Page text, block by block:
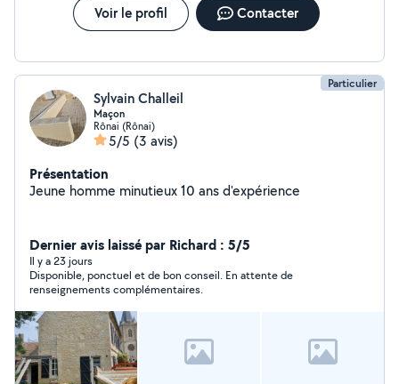
Voir le profil Contacter
Particulier
Sylvain Challeil
Maçon
Rônai (Rônai)
5/5 (3 avis)
Présentation
Jeune homme minutieux 10 ans d'expérience
Dernier avis laissé par Richard : 5/5
Il y a 23 jours
Disponible, ponctuel et de bon conseil. En attente de
renseignements complémentaires.